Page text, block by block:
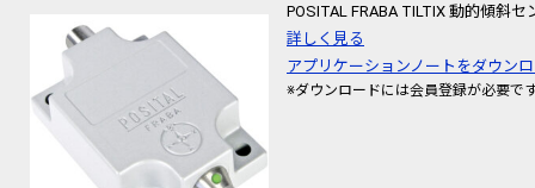
POSITAL FRABA TILTIX 動的傾斜セ
詳しく見る
アプリケーションノートをダウン
※ダウンロードには会員登録が必要で